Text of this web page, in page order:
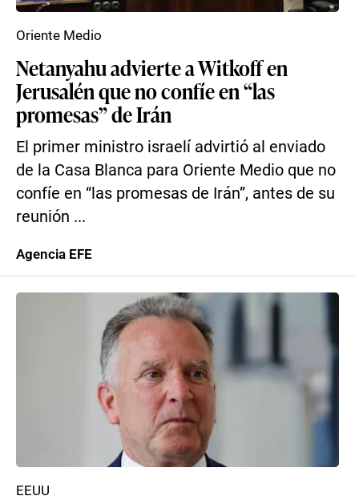
Netanyahu advierte a Witkoff en
Jerusalén que no confíe en “las
promesas” de Irán
El primer ministro israelí advirtió al enviado
de la Casa Blanca para Oriente Medio que no
confíe en “las promesas de Irán”, antes de su
reunión ...
Oriente Medio
Agencia EFE
EEUU